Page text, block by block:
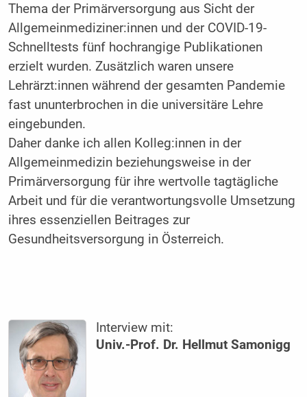
Thema der Primärversorgung aus Sicht der
Allgemeinmediziner:innen und der COVID-19-
Schnelltests fünf hochrangige Publikationen
erzielt wurden. Zusätzlich waren unsere
Lehrärzt:innen während der gesamten Pandemie
fast ununterbrochen in die universitäre Lehre
eingebunden.
Daher danke ich allen Kolleg:innen in der
Allgemeinmedizin beziehungsweise in der
Primärversorgung für ihre wertvolle tagtägliche
Arbeit und für die verantwortungsvolle Umsetzung
ihres essenziellen Beitrages zur
Gesundheitsversorgung in Österreich.
Interview mit:
Univ.-Prof. Dr. Hellmut Samonigg